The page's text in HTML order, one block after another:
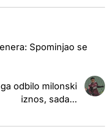
Spominjao se
odbilo milonski
iznos, sada...